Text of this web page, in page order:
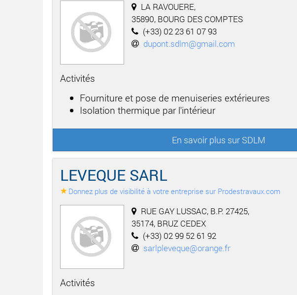
LA RAVOUERE,
35890, BOURG DES COMPTES
(+33) 02 23 61 07 93
dupont.sdlm@gmail.com
Activités
Fourniture et pose de menuiseries extérieures
Isolation thermique par l'intérieur
En savoir plus sur SDLM
LEVEQUE SARL
Donnez plus de visibilité à votre entreprise sur Prodestravaux.com
RUE GAY LUSSAC, B.P. 27425,
35174, BRUZ CEDEX
(+33) 02 99 52 61 92
sarlpleveque@orange.fr
Activités